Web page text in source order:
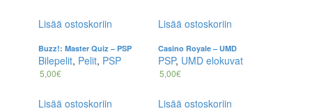
Lisää ostoskoriin
Buzz!: Master Quiz – PSP
Bilepelit, Pelit, PSP
5,00€
Lisää ostoskoriin
Casino Royale – UMD
PSP, UMD elokuvat
5,00€
Lisää ostoskoriin Lisää ostoskoriin